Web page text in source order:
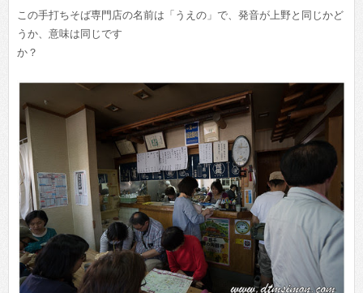
この手打ちそば専門店の名前は「うえの」で、発音が上野と同じかど
うか、意味は同じです
か？